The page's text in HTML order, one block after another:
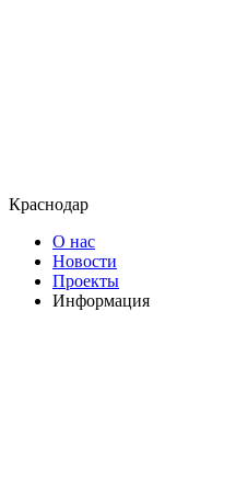
Краснодар
О нас
Новости
Проекты
Информация